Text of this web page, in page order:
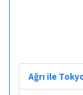
Ağrı ile